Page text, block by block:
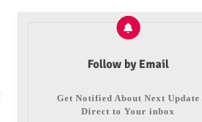
Follow by Email
Get Notified About Next Update
Direct to Your inbox